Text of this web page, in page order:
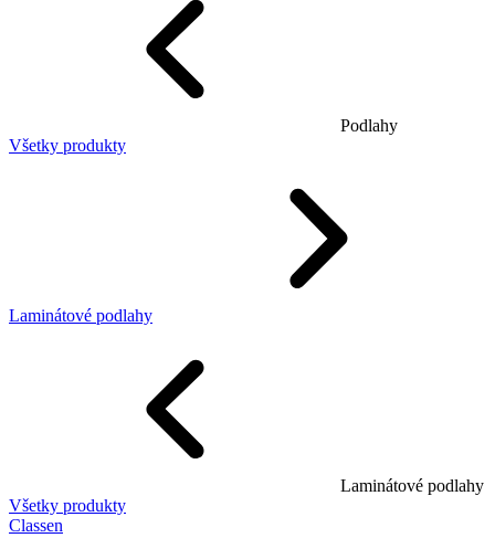
Podlahy
Všetky produkty
Laminátové podlahy
Laminátové podlahy
Všetky produkty
Classen